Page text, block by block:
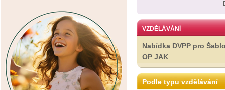
VZDĚLÁVÁNÍ
Nabídka DVPP pro
OP JAK
Podle typu vzdělávání